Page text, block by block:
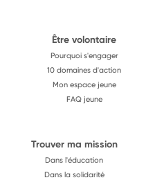
Être volontaire
Pourquoi s'engager
10 domaines d'action
Mon espace jeune
FAQ jeune
Trouver ma mission
Dans l'éducation
Dans la solidarité